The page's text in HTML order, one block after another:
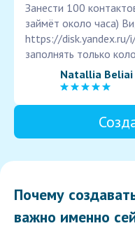
Занести 100
займёт около часа)
https://disk.yandex.ru/
заполнять только
Natallia Beliai
Почему
важно именно